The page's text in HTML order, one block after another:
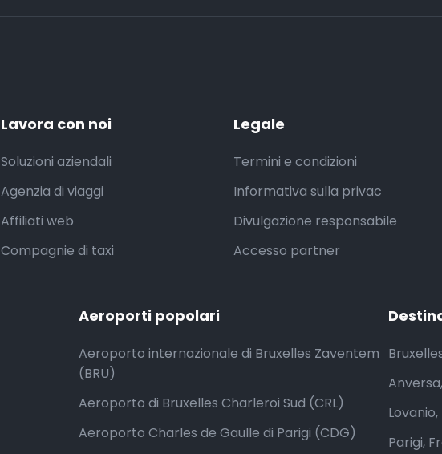
Lavora con noi
Soluzioni aziendali
Agenzia di viaggi
Affiliati web
Compagnie di taxi
Legale
Termini e condizioni
Informativa sulla privac
Divulgazione responsabile
Accesso partner
Aeroporti popolari
Aeroporto internazionale di Bruxelles Zaventem
(BRU)
Aeroporto di Bruxelles Charleroi Sud (CRL)
Aeroporto Charles de Gaulle di Parigi (CDG)
Parigi,